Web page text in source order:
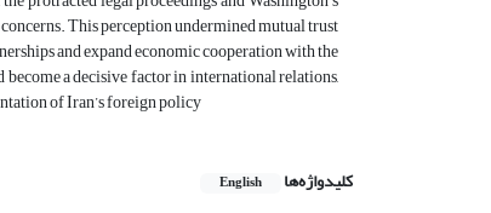
This perception undermined mutual trust
and expand economic cooperation with the
a decisive factor in international relations,
of Iran’s foreign policy
کلیدواژه‌ها English